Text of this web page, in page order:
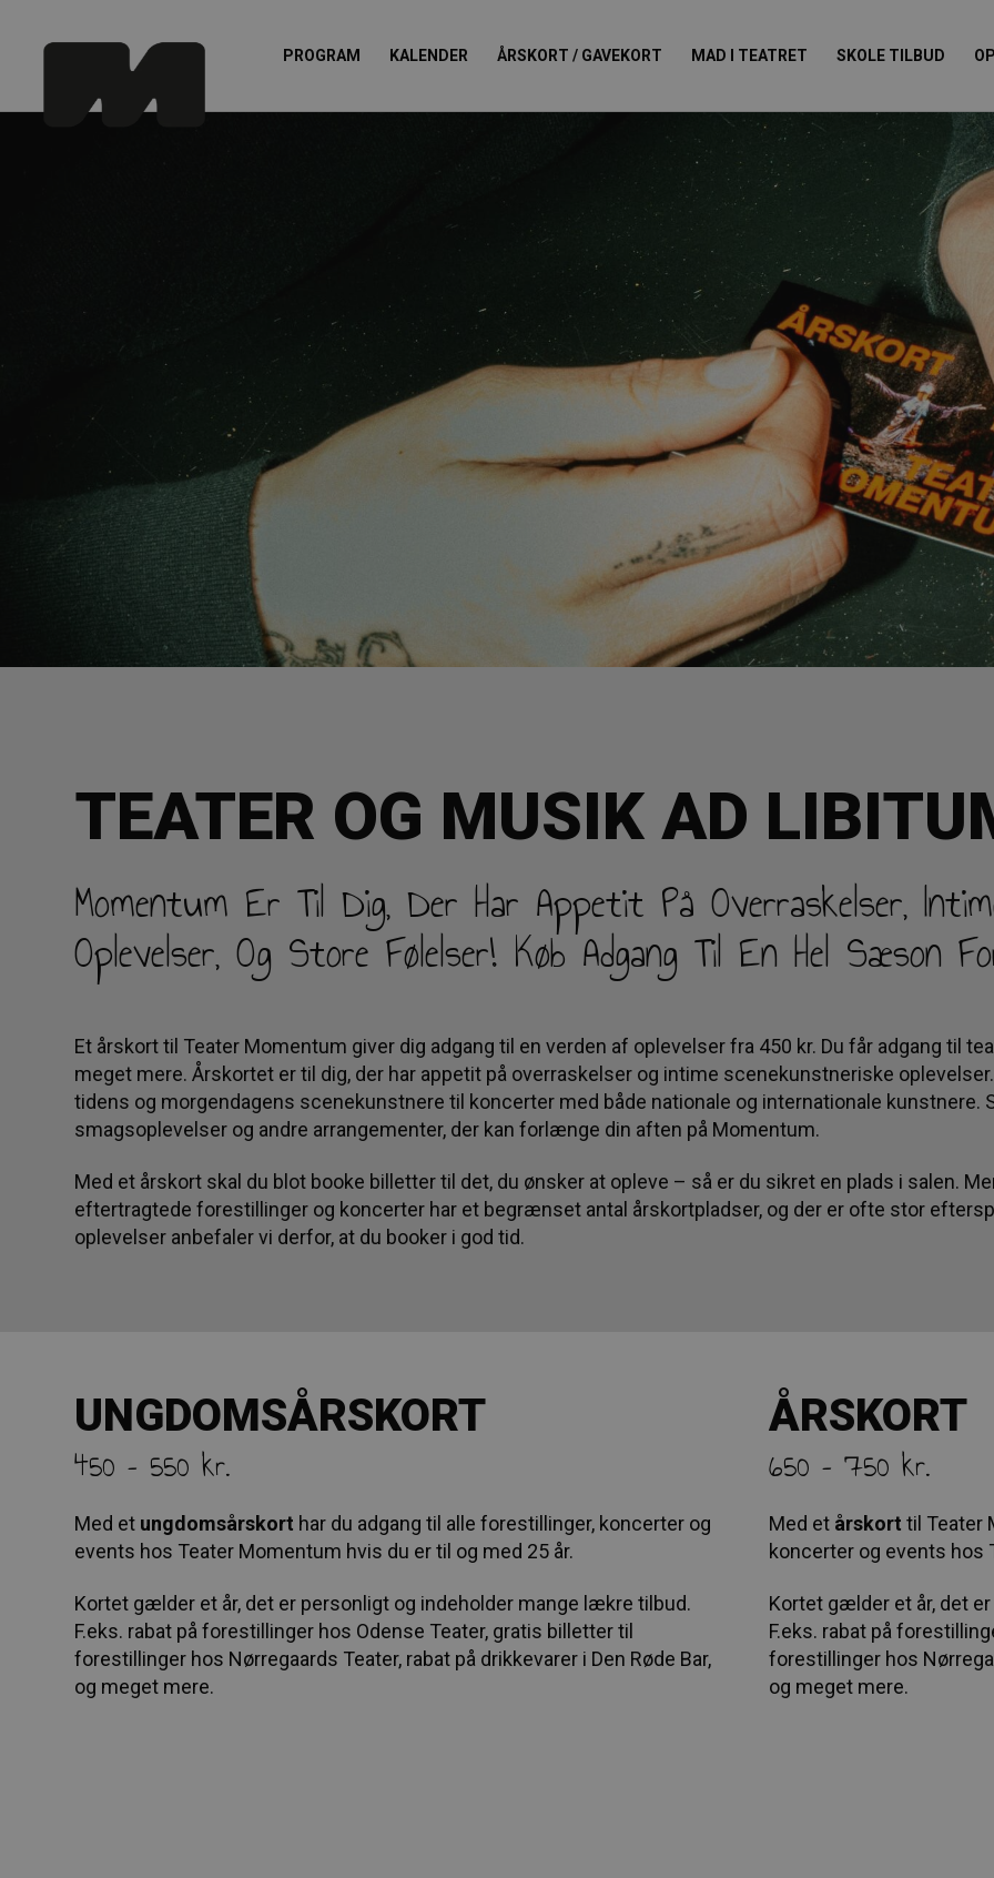
PROGRAM KALENDER ÅRSKORT / GAVEKORT MAD I TEATRET SKOLE TILBUD
TEATER OG MUSIK AD
Momentum Er Til Dig, Der Har Appetit På Overraskelser,
Oplevelser, Og Store Følelser! Køb Adgang Til En Hel Sæson
Et årskort til Teater Momentum giver dig adgang til en verden af oplevelser fra 450 kr. Du får adgang til
meget mere.Årskortet er til dig, der har appetit på overraskelser og intime scenekunstneriske
tidens og morgendagens scenekunstnere til koncerter med både nationale og internationale kunstnere.
smagsoplevelser og andre arrangementer, der kan forlænge din aften på Momentum.
Med et årskort skal du blot booke billetter til det, du ønsker at opleve – så er du sikret en plads i salen.
eftertragtede forestillinger og koncerter har et begrænset antal årskortpladser, og der er ofte stor
oplevelser anbefaler vi derfor, at du booker i god tid.
UNGDOMSÅRSKORT
450 – 550 kr.
Med et ungdomsårskort har du adgang til alle forestillinger, koncerter og
events hos Teater Momentum hvis du er til og med 25 år.
Kortet gælder et år, det er personligt og indeholder mange lækre tilbud.
F.eks. rabat på forestillinger hos Odense Teater, gratis billetter til
forestillinger hos Nørregaards Teater, rabat på drikkevarer i Den Røde Bar,
og meget mere.
ÅRSKORT
650 – 750 kr.
Med et årskorttil Teater
koncerter og events hos
Kortet gælder et år, det
F.eks. rabat på
forestillinger hos
og meget mere.